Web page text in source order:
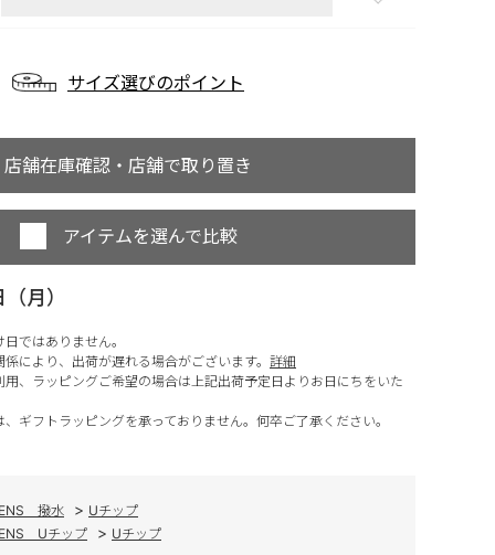
サイズ選びのポイント
店舗在庫確認・店舗で取り置き
アイテムを選んで比較
月）
ではありません。
により、出荷が遅れる場合がございます。 詳細
、ラッピングご希望の場合は上記出荷予定日よりお日にちをいた
ギフトラッピングを承っておりません。何卒ご了承ください。
撥水 > Uチップ
Uチップ
> Uチップ